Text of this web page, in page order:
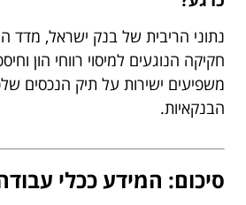
נתוני הריבית של בנק ישראל, מדד
חקיקה הנוגעים למיסוי רווחי הון
משפיעים ישירות על תיק הנכסים
הבנקאיות.
סיכום: המידע ככלי